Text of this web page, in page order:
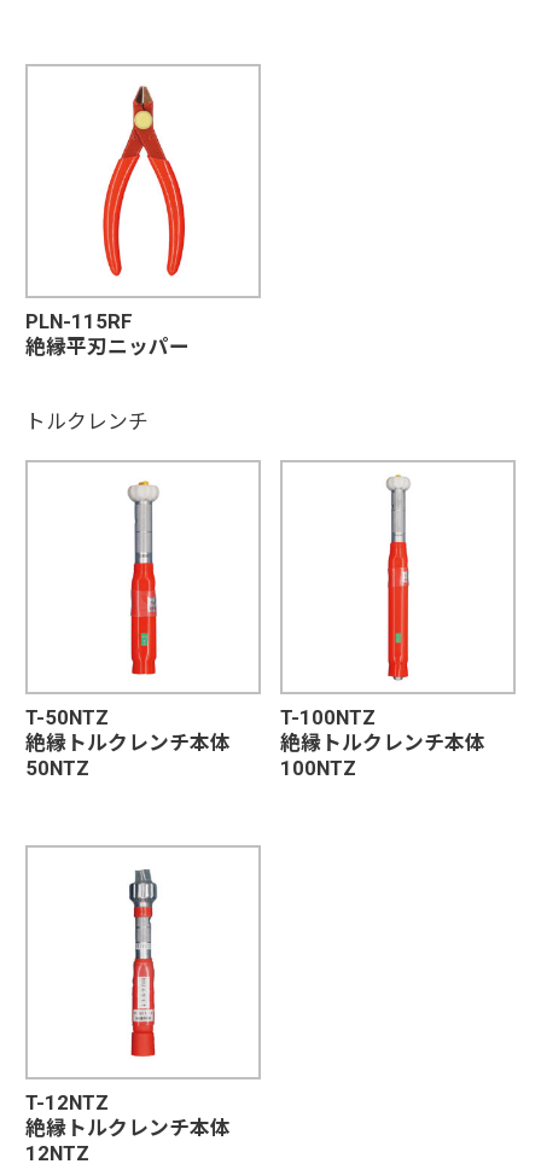
PLN-115RF
絶縁平刃ニッパー
トルクレンチ
T-50NTZ
絶縁トルクレンチ本体
50NTZ
T-100NTZ
絶縁トルクレンチ本体
100NTZ
T-12NTZ
絶縁トルクレンチ本体
12NTZ